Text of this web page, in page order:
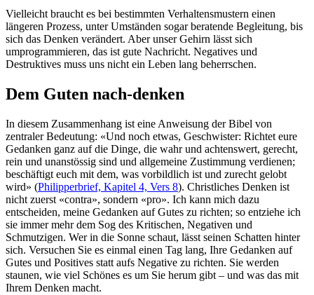
Vielleicht braucht es bei bestimmten Verhaltensmustern einen
längeren Prozess, unter Umständen sogar beratende Begleitung, bis
sich das Denken verändert. Aber unser Gehirn lässt sich
umprogrammieren, das ist gute Nachricht. Negatives und
Destruktives muss uns nicht ein Leben lang beherrschen.
Dem Guten nach-denken
In diesem Zusammenhang ist eine Anweisung der Bibel von
zentraler Bedeutung: «Und noch etwas, Geschwister: Richtet eure
Gedanken ganz auf die Dinge, die wahr und achtenswert, gerecht,
rein und unanstössig sind und allgemeine Zustimmung verdienen;
beschäftigt euch mit dem, was vorbildlich ist und zurecht gelobt
wird» (Philipperbrief, Kapitel 4, Vers 8). Christliches Denken ist
nicht zuerst «contra», sondern «pro». Ich kann mich dazu
entscheiden, meine Gedanken auf Gutes zu richten; so entziehe ich
sie immer mehr dem Sog des Kritischen, Negativen und
Schmutzigen. Wer in die Sonne schaut, lässt seinen Schatten hinter
sich. Versuchen Sie es einmal einen Tag lang, Ihre Gedanken auf
Gutes und Positives statt aufs Negative zu richten. Sie werden
staunen, wie viel Schönes es um Sie herum gibt – und was das mit
Ihrem Denken macht.